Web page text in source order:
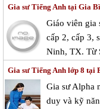
Gia sư Tiếng Anh tại Gia
Giáo viên gia
cấp 2, cấp 3,
Ninh, TX. Từ
Gia sư Tiếng Anh lớp 8 tại
Gia sư Alpha
duy và kỹ